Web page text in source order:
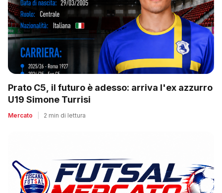
Prato C5, il futuro è adesso: arriva l'ex azzurro
U19 Simone Turrisi
Mercato 2 min di lettura